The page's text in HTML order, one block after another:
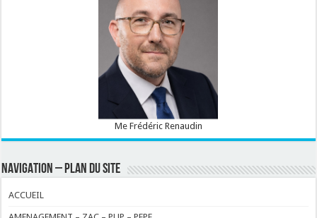
Me Frédéric Renaudin
NAVIGATION – PLAN DU SITE
ACCUEIL